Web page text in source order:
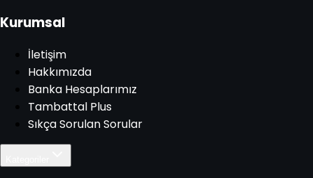
Kurumsal
İletişim
Hakkımızda
Banka Hesaplarımız
Tambattal Plus
Sıkça Sorulan Sorular